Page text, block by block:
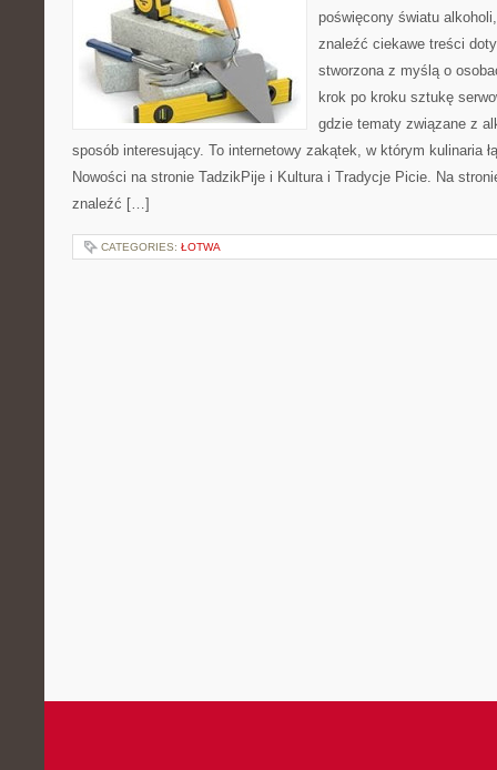
poświęcony światu
znaleźć ciekawe treści
stworzona z myślą o
krok po kroku sztukę
gdzie tematy związane z
sposób interesujący. To internetowy zakątek, w którym kulinaria
Nowości na stronie TadzikPije i Kultura i Tradycje Picie. Na
znaleźć […]
CATEGORIES: ŁOTWA